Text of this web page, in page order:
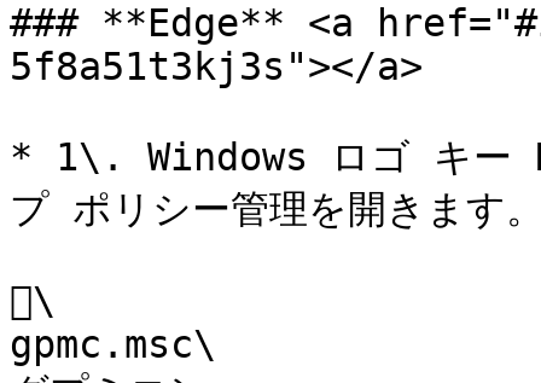
### **Edge** <a
5f8a51t3kj3s"></a>
* 1\. Windows ロゴ キー R
プ ポリシー管理を開きます
\
gpmc.msc\